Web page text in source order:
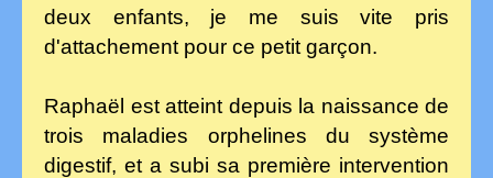
deux enfants, je me suis vite pris
d'attachement pour ce petit garçon.
Raphaël est atteint depuis la naissance de
trois maladies orphelines du système
digestif, et a subi sa première intervention